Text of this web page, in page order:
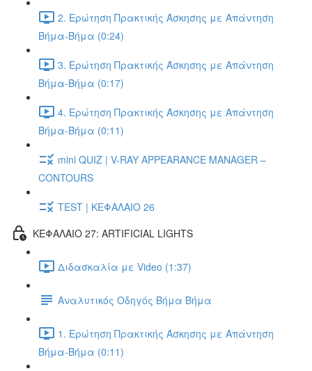
2. Ερώτηση Πρακτικής Άσκησης με Απάντηση
Βήμα-Βήμα (0:24)
3. Ερώτηση Πρακτικής Άσκησης με Απάντηση
Βήμα-Βήμα (0:17)
4. Ερώτηση Πρακτικής Άσκησης με Απάντηση
Βήμα-Βήμα (0:11)
mini QUIZ | V-RAY APPEARANCE MANAGER –
CONTOURS
TEST | ΚΕΦΑΛΑΙΟ 26
ΚΕΦΑΛΑΙΟ 27: ARTIFICIAL LIGHTS
Διδασκαλία με Video (1:37)
Αναλυτικός Οδηγός Βήμα Βήμα
1. Ερώτηση Πρακτικής Άσκησης με Απάντηση
Βήμα-Βήμα (0:11)